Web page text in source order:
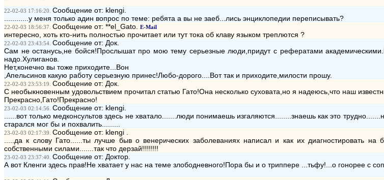
22-02-03 17:16:20. Сообщение от: klengi.
............у меня только адин вопрос по теме: ребята а вы не заеб...лись энциклопедии переписывать?
22-02-03 18:56:37. Сообщение от: **el_Gato. E-Mail
интересно, хоть кто-нить полностью прочитает или тут тока об клаву языком треплются ?
22-02-03 23:43:54. Сообщение от: Док.
Сам не останусь,не бойся!Прослышат про мою тему серьезные люди,придут с рефератами
надо.Хулиганов.
Нет,конечно вы тоже приходите...Вон
,Апельсинов какую работу серьезную принес!Любо-дорого....Вот так и приходите,милости прошу.
22-02-03 23:53:19. Сообщение от: Док.
С необыкновенным удовольствием прочитал статью Гато!Она несколько суховата,но я надеюсь,что наш
Прекрасно,Гато!Прекрасно!
23-02-03 02:14:56. Сообщение от: klengi.
......вот только медконсультов здесь не хватало.......люди понимаешь изгаляются........знаешь как это
старался мог бы и похвалить.........
23-02-03 02:17:39. Сообщение от: klengi .
.....да к слову Гато......ты лучше быв о венерических заболеваниях написал и как их диагностировать
собственными силами.......так что дерзай!!!!!!!!
23-02-03 23:37:40. Сообщение от: Доктор.
А вот Кленги здесь прав!Не хватает у нас на теме злободневного!Пора бы и о триппере ...тьфу!...о гонорее с